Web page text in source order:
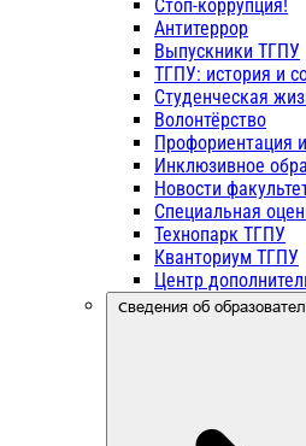
Стоп-коррупция!
Антитеррор
Выпускники ТГПУ
ТГПУ: история и
Студенческая
Волонтёрство
Профориентация
Инклюзивное
Новости
Специальная
Технопарк ТГПУ
Кванториум ТГПУ
Центр
Сведения об